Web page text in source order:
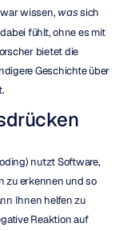
wissen, was sich
fühlt, ohne es mit
bietet die
Geschichte über
nutzt Software,
zu erkennen und so
Ihnen helfen zu
Reaktion auf